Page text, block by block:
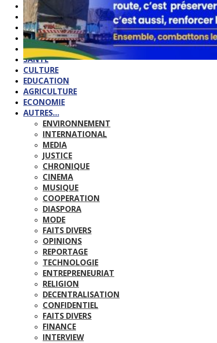
ACCUEIL
QUI SOMMES-NOUS?
POLITIQUE
SOCIETE
SPORTS
SANTE
CULTURE
EDUCATION
AGRICULTURE
ECONOMIE
AUTRES…
ENVIRONNEMENT
INTERNATIONAL
MEDIA
JUSTICE
CHRONIQUE
CINEMA
MUSIQUE
COOPERATION
DIASPORA
MODE
FAITS DIVERS
OPINIONS
REPORTAGE
TECHNOLOGIE
ENTREPRENEURIAT
RELIGION
DECENTRALISATION
CONFIDENTIEL
FAITS DIVERS
FINANCE
INTERVIEW